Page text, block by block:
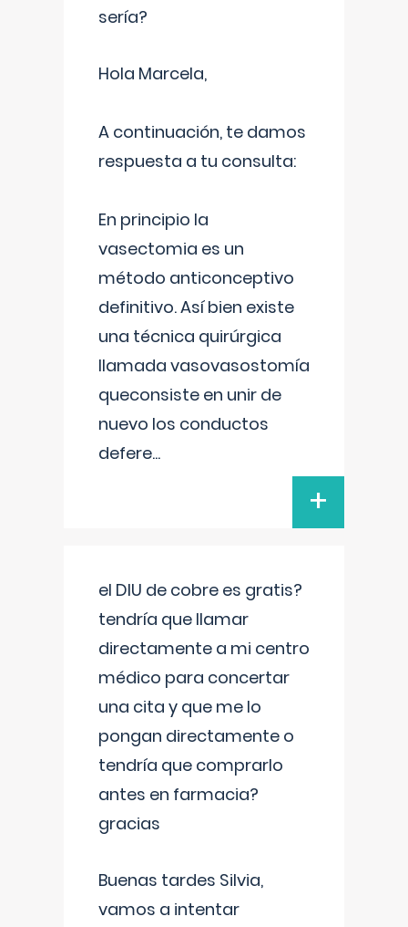
sería?
Hola Marcela,
A continuación, te damos
respuesta a tu consulta:
En principio la
vasectomia es un
método anticonceptivo
definitivo. Así bien existe
una técnica quirúrgica
llamada vasovasostomía
queconsiste en unir de
nuevo los conductos
defere...
+
el DIU de cobre es gratis?
tendría que llamar
directamente a mi centro
médico para concertar
una cita y que me lo
pongan directamente o
tendría que comprarlo
antes en farmacia?
gracias
Buenas tardes Silvia,
vamos a intentar